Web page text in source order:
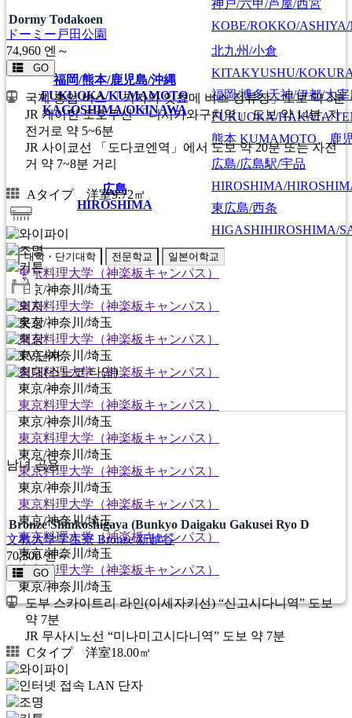
神戸/六甲/芦屋/西宮
KOBE/ROKKO/
福岡/熊本/鹿児島/沖縄
FUKUOKA/KUMAMOTO
KAGOSHIMA/OKINAWA
北九州/小倉
KITAKYUSHU/
福岡/博多/天神/伊都/大宰
FUKUOKA/HAKATA/
熊本 KUMAMOTO 鹿
広島
HIROSHIMA
広島/広島駅/宇品
HIROSHIMA/
東広島/西条
HIGASHIHIROSHIMA/
대학・단기대학 전문학교 일본어학교
東京料理大学（神楽板キャンパス）
東京/神奈川/埼玉
東京料理大学（神楽板キャンパス）
東京/神奈川/埼玉
東京料理大学（神楽板キャンパス）
東京/神奈川/埼玉
東京料理大学（神楽板キャンパス）
東京/神奈川/埼玉
東京料理大学（神楽板キャンパス）
東京/神奈川/埼玉
東京料理大学（神楽板キャンパス）
東京/神奈川/埼玉
東京料理大学（神楽板キャンパス）
東京/神奈川/埼玉
東京料理大学（神楽板キャンパス）
東京/神奈川/埼玉
東京料理大学（神楽板キャンパス）
東京/神奈川/埼玉
東京料理大学（神楽板キャンパス）
東京/神奈川/埼玉
Dormy Todakoen
ドーミー戸田公園
74,960 엔～
GO
국제 흥업 버스 「키자와 잇쵸메 버스 정류장」도보 약 3분
JR 게이힌 토호쿠선 「니시카와구치역」 도보 약 14분, 자
전거로 약 5~6분
JR 사이쿄선 「도다코엔역」에서 도보 약 20분 또는 자전
거 약 7~8분 거리
Aタイプ 洋室9.72㎡
남녀 공용
Bronze Shinkoshigaya (Bunkyo Daigaku Gakusei Ryo D
文教大学学生寮 Bronze 新越谷
70,300엔～
GO
도부 스카이트리 라인(이세자키선) “신고시다니역” 도보
약 7분
JR 무사시노선 “미나미고시다니역” 도보 약 7분
Cタイプ 洋室18.00㎡